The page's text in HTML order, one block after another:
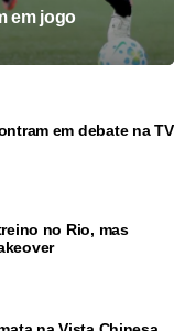
em jogo
em debate na TV
no Rio, mas